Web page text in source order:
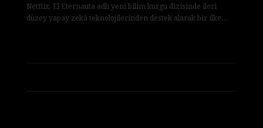
Netflix, El Eternauta adlı yeni bilim kurgu dizisinde ileri
düzey yapay zekâ teknolojilerinden destek alarak bir ilke…